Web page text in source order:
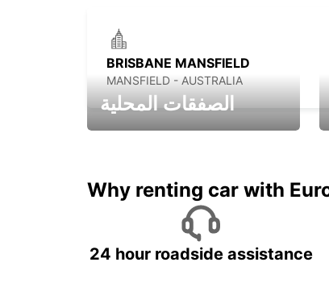
BRISBANE MANSFIELD
MANSFIELD - AUSTRALIA
الصفقات المحلية
Why renting car with
24 hour roadside assistance